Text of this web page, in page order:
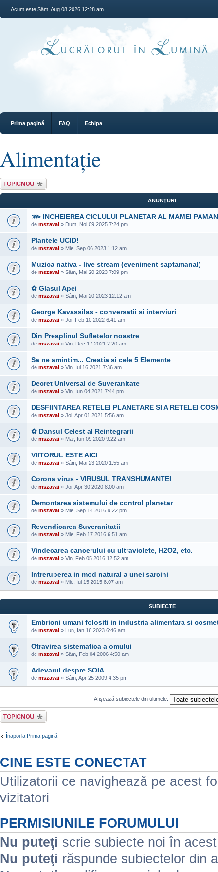
Acum este Sâm, Aug 08 2026 12:28 am
Prima pagină FAQ Echipa
Alimentaţie
Scrie un subiect
nou
ANUNŢURI
⋙ INCHEIEREA CICLULUI PLANETAR AL MAMEI
de mszavai » Dum, Noi 09 2025 7:24 pm
Plantele UCID!
de mszavai » Mie, Sep 06 2023 1:12 am
Muzica nativa - live stream (eveniment saptamanal)
de mszavai » Sâm, Mai 20 2023 7:09 pm
✿ Glasul Apei
de mszavai » Sâm, Mai 20 2023 12:12 am
George Kavassilas - conversatii si interviuri
de mszavai » Joi, Feb 10 2022 6:41 am
Din Preaplinul Sufletelor noastre
de mszavai » Vin, Dec 17 2021 2:20 am
Sa ne amintim... Creatia si cele 5 Elemente
de mszavai » Vin, Iul 16 2021 7:36 am
Decret Universal de Suveranitate
de mszavai » Vin, Iun 04 2021 7:44 pm
DESFIINTAREA RETELEI PLANETARE SI A RETELEI
de mszavai » Joi, Apr 01 2021 5:56 am
✿ Dansul Celest al Reintegrarii
de mszavai » Mar, Iun 09 2020 9:22 am
VIITORUL ESTE AICI
de mszavai » Sâm, Mai 23 2020 1:55 am
Corona virus - VIRUSUL TRANSHUMANTEI
de mszavai » Joi, Apr 30 2020 8:00 am
Demontarea sistemului de control planetar
de mszavai » Mie, Sep 14 2016 9:22 pm
Revendicarea Suveranitatii
de mszavai » Mie, Feb 17 2016 6:51 am
Vindecarea cancerului cu ultraviolete, H2O2, etc.
de mszavai » Vin, Feb 05 2016 12:52 am
Intreruperea in mod natural a unei sarcini
de mszavai » Mie, Iul 15 2015 8:07 am
SUBIECTE
Embrioni umani folositi in industria alimentara si
de mszavai » Lun, Ian 16 2023 6:46 am
Otravirea sistematica a omului
de mszavai » Sâm, Feb 04 2006 4:50 am
Adevarul despre SOIA
de mszavai » Sâm, Apr 25 2009 4:35 pm
Afişează subiectele din ultimele:
Scrie un subiect
nou
Înapoi la Prima pagină
CINE ESTE CONECTAT
Utilizatorii ce navighează pe acest
vizitatori
PERMISIUNILE FORUMULUI
Nu puteţi scrie subiecte noi în
Nu puteţi răspunde subiectelor din